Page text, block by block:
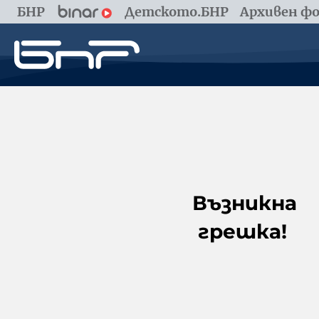
БНР Детското.БНР Архивен
Възникна
грешка!